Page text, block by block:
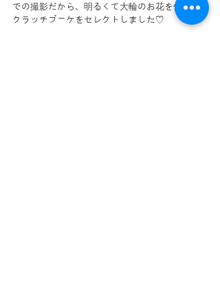
での撮影だから、明るくて大輪のお花を使った
クラッチブーケをセレクトしました♡